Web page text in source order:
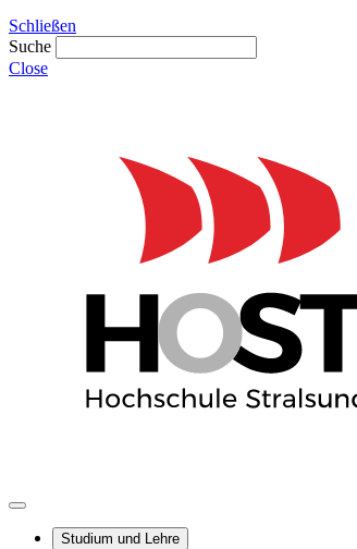
Schließen
Suche
Close
Studium und Lehre